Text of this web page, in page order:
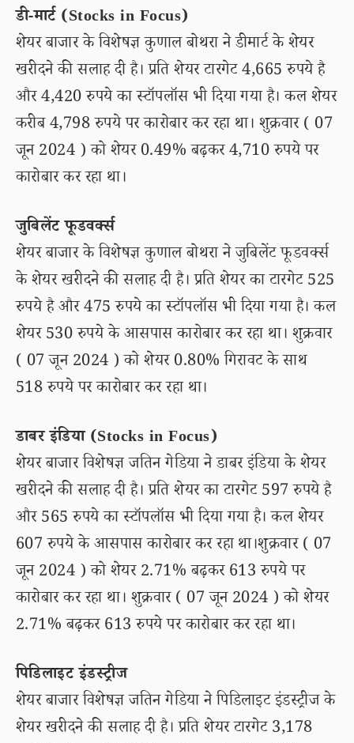
डी-मार्ट (Stocks in Focus)
शेयर बाजार के विशेषज्ञ कुणाल बोथरा ने डीमार्ट के शेयर
खरीदने की सलाह दी है। प्रति शेयर टारगेट 4,665 रुपये है
और 4,420 रुपये का स्टॉपलॉस भी दिया गया है। कल शेयर
करीब 4,798 रुपये पर कारोबार कर रहा था। शुक्रवार ( 07
जून 2024 ) को शेयर 0.49% बढ़कर 4,710 रुपये पर
कारोबार कर रहा था।
जुबिलेंट फूडवर्क्स
शेयर बाजार के विशेषज्ञ कुणाल बोथरा ने जुबिलेंट फूडवर्क्स
के शेयर खरीदने की सलाह दी है। प्रति शेयर का टारगेट 525
रुपये है और 475 रुपये का स्टॉपलॉस भी दिया गया है। कल
शेयर 530 रुपये के आसपास कारोबार कर रहा था। शुक्रवार
( 07 जून 2024 ) को शेयर 0.80% गिरावट के साथ
518 रुपये पर कारोबार कर रहा था।
डाबर इंडिया (Stocks in Focus)
शेयर बाजार विशेषज्ञ जतिन गेडिया ने डाबर इंडिया के शेयर
खरीदने की सलाह दी है। प्रति शेयर का टारगेट 597 रुपये है
और 565 रुपये का स्टॉपलॉस भी दिया गया है। कल शेयर
607 रुपये के आसपास कारोबार कर रहा था।शुक्रवार ( 07
जून 2024 ) को शेयर 2.71% बढ़कर 613 रुपये पर
कारोबार कर रहा था। शुक्रवार ( 07 जून 2024 ) को शेयर
2.71% बढ़कर 613 रुपये पर कारोबार कर रहा था।
पिडिलाइट इंडस्ट्रीज
शेयर बाजार विशेषज्ञ जतिन गेडिया ने पिडिलाइट इंडस्ट्रीज के
शेयर खरीदने की सलाह दी है। प्रति शेयर टारगेट 3,178